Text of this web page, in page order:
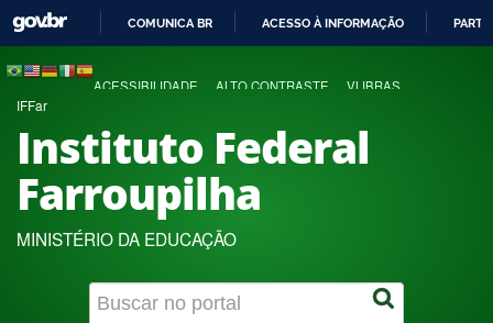
COMUNICA BR ACESSO À INFORMAÇÃO
ACESSIBILIDADE ALTO CONTRASTE VLIBRAS
IFFar
Instituto Federal
Farroupilha
MINISTÉRIO DA EDUCAÇÃO